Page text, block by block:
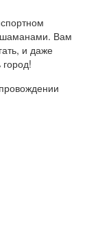
шаманами. Вам
и даже